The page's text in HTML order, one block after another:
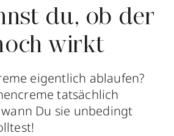
du, ob der
wirkt
eigentlich ablaufen?
tatsächlich
Du sie unbedingt